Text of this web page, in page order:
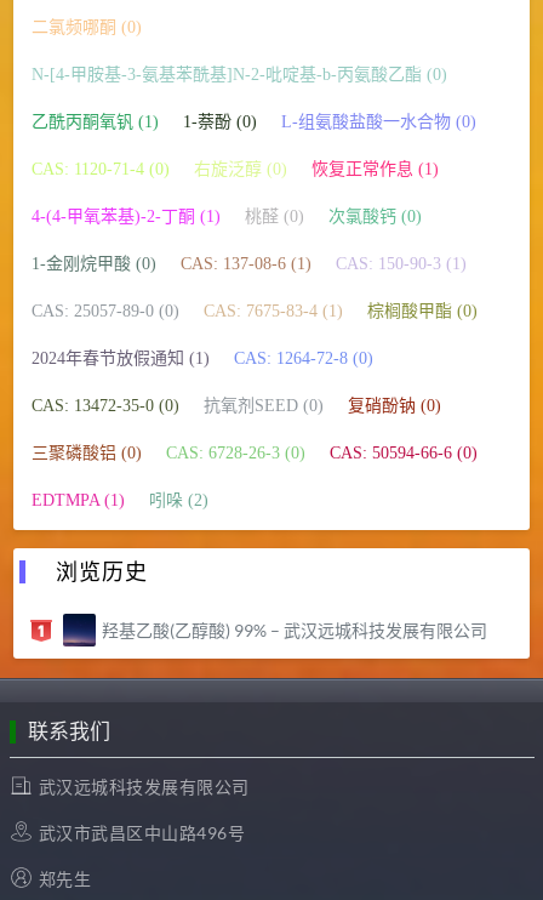
二氯频哪酮 (0)
N-[4-甲胺基-3-氨基苯酰基]N-2-吡啶基-b-丙氨酸乙酯 (0)
乙酰丙酮氧钒 (1) 1-萘酚 (0) L-组氨酸盐酸一水合物 (0)
CAS: 1120-71-4 (0) 右旋泛醇 (0) 恢复正常作息 (1)
4-(4-甲氧苯基)-2-丁酮 (1) 桃醛 (0) 次氯酸钙 (0)
1-金刚烷甲酸 (0) CAS: 137-08-6 (1) CAS: 150-90-3 (1)
CAS: 25057-89-0 (0) CAS: 7675-83-4 (1) 棕榈酸甲酯 (0)
2024年春节放假通知 (1) CAS: 1264-72-8 (0)
CAS: 13472-35-0 (0) 抗氧剂SEED (0) 复硝酚钠 (0)
三聚磷酸铝 (0) CAS: 6728-26-3 (0) CAS: 50594-66-6 (0)
EDTMPA (1) 吲哚 (2)
浏览历史
羟基乙酸(乙醇酸) 99% – 武汉远城科技发展有限公司
联系我们
武汉远城科技发展有限公司
武汉市武昌区中山路496号
郑先生